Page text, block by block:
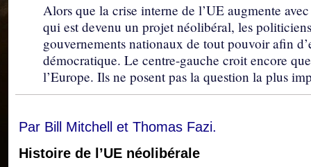
Alors que la crise interne de l’UE augmente
qui est devenu un projet néolibéral, les
gouvernements nationaux de tout pouvoir afin
démocratique. Le centre-gauche croit encore
l’Europe. Ils ne posent pas la question la plus
Par Bill Mitchell et Thomas Fazi.
Histoire de l’UE néolibérale